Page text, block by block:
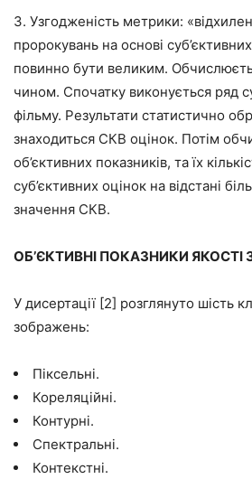
3. Узгодженість метрики:
пророкувань на основі
повинно бути великим.
чином. Спочатку виконується ряд
фільму. Результати статистично
знаходиться СКВ оцінок. Потім
об’єктивних показників, та їх
суб’єктивних оцінок на відстані
значення СКВ.
ОБ’ЄКТИВНІ ПОКАЗНИКИ
У дисертації [2] розглянуто шість
зображень:
Піксельні.
Кореляційні.
Контурні.
Спектральні.
Контекстні.